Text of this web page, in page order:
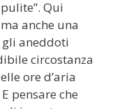
Qui
anche una
aneddoti
circostanza
ore d’aria
pensare che